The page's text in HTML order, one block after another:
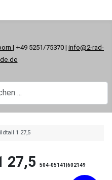
| +49 5251/75370 | info@2-rad-
1 27,5
27,5 504-05141|602149